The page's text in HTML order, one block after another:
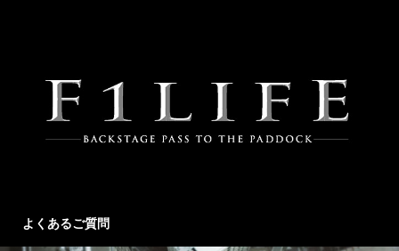
よくあるご質問